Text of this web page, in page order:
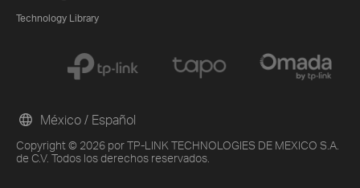
Technology Library
Copyright © 2026 por TP-LINK TECHNOLOGIES DE MEXICO S.A.
de C.V. Todos los derechos reservados.
México / Español